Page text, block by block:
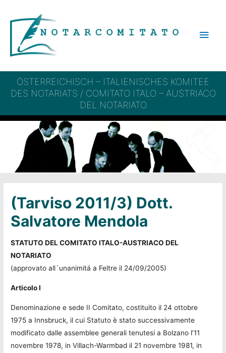
contenuto
ÖSTERREICHISCH – ITALIENISCHES KOMITEE
DES NOTARIATS / COMITATO ITALO – AUSTRIACO
DEL NOTARIATO
(Tarviso 2011/3) Dott.
Salvatore Mendola
STATUTO DEL COMITATO ITALO-AUSTRIACO DEL
NOTARIATO
(approvato all´unanimitá a Feltre il 24/09/2005)
Articolo I
Denominazione e sede II Comitato, costituito il 24 ottobre
1975 a Innsbruck, il cui Statuto è stato successivamente
modificato dalle assemblee generali tenutesi a Bolzano l’11
novembre 1978, in Villach-Warmbad il 21 novembre 1981, in